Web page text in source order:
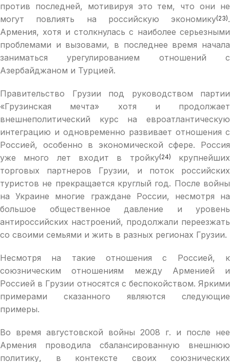
против последней, мотивируя это тем, что они не
могут повлиять на российскую экономику(23).
Армения, хотя и столкнулась с наиболее серьезными
проблемами и вызовами, в последнее время начала
заниматься урегулированием отношений с
Азербайджаном и Турцией.
Правительство Грузии под руководством партии
«Грузинская мечта» хотя и продолжает
внешнеполитический курс на евроатлантическую
интеграцию и одновременно развивает отношения с
Россией, особенно в экономической сфере. Россия
уже много лет входит в тройку(24)
крупнейших
торговых партнеров Грузии, и поток российских
туристов не прекращается круглый год. После войны
на Украине многие граждане России, несмотря на
большое общественное давление и уровень
антироссийских настроений, продолжали переезжать
со своими семьями и жить в разных регионах Грузии.
Несмотря на такие отношения с Россией, к
союзническим отношениям между Арменией и
Россией в Грузии относятся с беспокойством. Яркими
примерами сказанного являются следующие
примеры.
Во время августовской войны 2008 г. и после нее
Армения проводила сбалансированную внешнюю
политику, в контексте своих союзнических